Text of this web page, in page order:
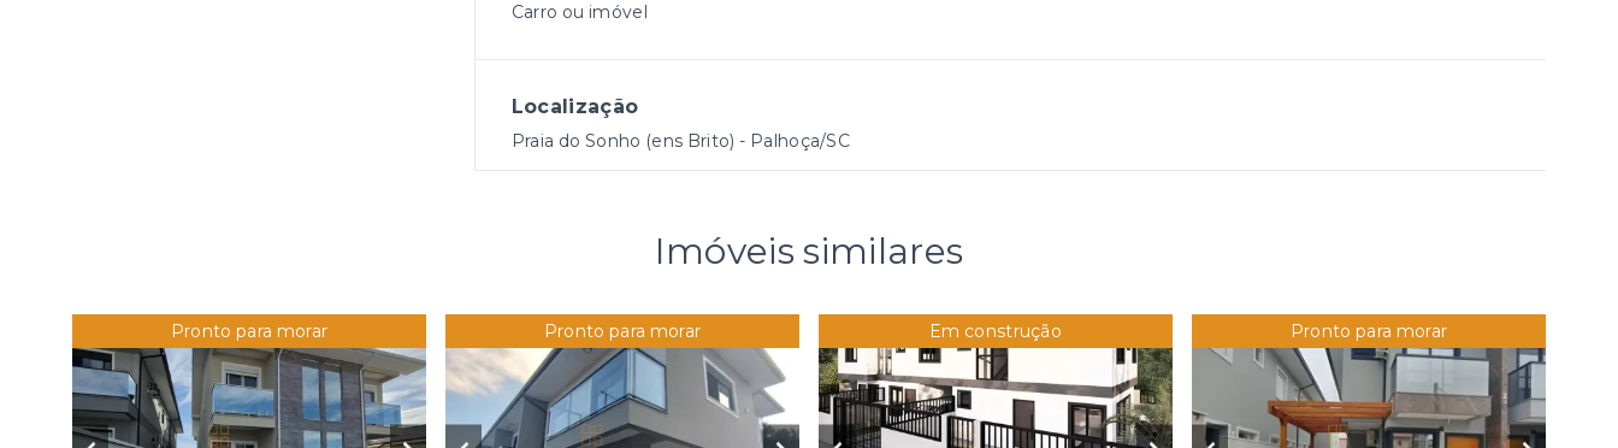
Carro ou imóvel
Localização
Praia do Sonho (ens Brito) - Palhoça/SC
Imóveis similares
Pronto para morar Pronto para morar Em construção Pronto para morar